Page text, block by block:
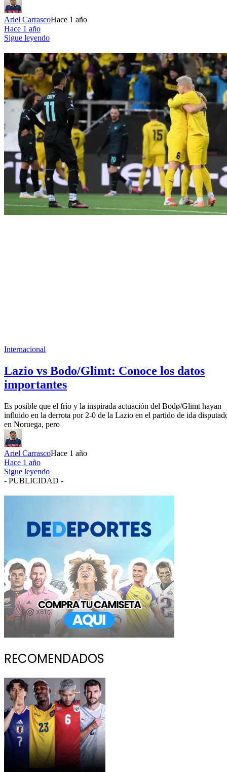
Ariel CarrascoHace 1 año
Hace 1 año
Sigue leyendo
Internacional
Lazio vs Bodo/Glimt: Conoce los datos
importantes
Es posible que el frío y la inspirada actuación del Bodø/Glimt hayan
influido en la derrota por 2-0 de la Lazio en el partido de ida
en Noruega, pero
Ariel CarrascoHace 1 año
Hace 1 año
Sigue leyendo
- PUBLICIDAD -
RECOMENDADOS